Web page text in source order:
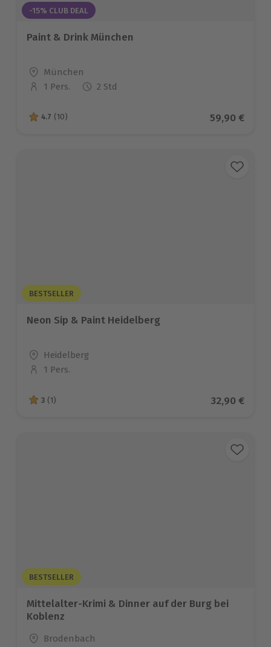
-15% CLUB DEAL
Paint & Drink München
Standort
München
Anzahl der Teilnehmer
1 Pers. 2 Std
4.7 von 5 Sternen basierend auf 10 Bewertungen
4.7 (10) Aktueller
59,90 €
BESTSELLER
Neon Sip & Paint Heidelberg
Standort
Heidelberg
Anzahl der Teilnehmer
1 Pers.
3 von 5 Sternen basierend auf 1 Bewertungen
3 (1) Aktueller
32,90 €
BESTSELLER
Mittelalter-Krimi & Dinner auf der Burg bei
Koblenz
Standort
Brodenbach